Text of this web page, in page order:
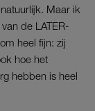
Maar ik
de LATER-
heel fijn: zij
hoe het
hebben is heel